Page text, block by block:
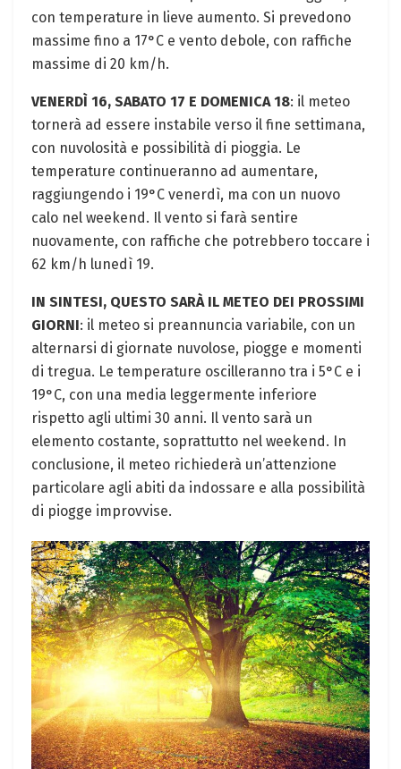
con temperature in lieve aumento. Si prevedono
massime fino a 17°C e vento debole, con raffiche
massime di 20 km/h.
VENERDÌ 16, SABATO 17 E DOMENICA 18: il meteo
tornerà ad essere instabile verso il fine settimana,
con nuvolosità e possibilità di pioggia. Le
temperature continueranno ad aumentare,
raggiungendo i 19°C venerdì, ma con un nuovo
calo nel weekend. Il vento si farà sentire
nuovamente, con raffiche che potrebbero toccare i
62 km/h lunedì 19.
IN SINTESI, QUESTO SARÀ IL METEO DEI PROSSIMI
GIORNI: il meteo si preannuncia variabile, con un
alternarsi di giornate nuvolose, piogge e momenti
di tregua. Le temperature oscilleranno tra i 5°C e i
19°C, con una media leggermente inferiore
rispetto agli ultimi 30 anni. Il vento sarà un
elemento costante, soprattutto nel weekend. In
conclusione, il meteo richiederà un’attenzione
particolare agli abiti da indossare e alla possibilità
di piogge improvvise.